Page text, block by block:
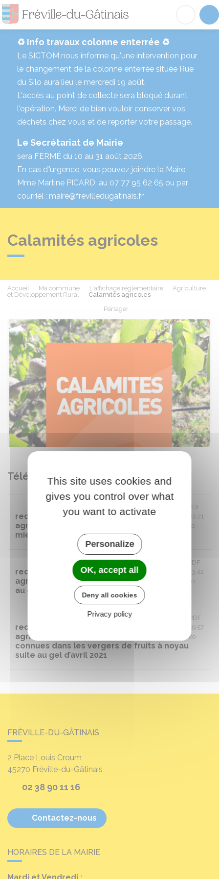
Fréville-du-
♻️ Info travaux colonne enterrée ♻️
Le SICTOM nous informe qu'une intervention pour
le changement de la colonne enterrée située Rue
du Silo aura lieu le mercredi 19 août.
L'accès au point de collecte sera bloqué durant
l'opération. Merci de bien vouloir conserver vos
déchets chez vous et de reporter votre passage.
Le Secrétariat de Mairie
sera FERMÉ du 10 au 31 août 2026.
En cas d’’urgence, vous pouvez joindre la Maire,
Mme Martine PICARD, au 07 77 95 62 65 ou par
courriel : maire@frevilledugatinais.fr
Calamités agricoles
Accueil Ma commune L'affichage réglementaire
Agriculture
et Développement Rural
Calamités agricoles
Partager
Télécharger
2022 03 15 - Arrêté ministériel
reconnaissant le caractère de Calamités
agricoles sur les pertes de récolte de
miel suite au gel d’avril 2021
PDF
62.21
ko
2022 01 11 - Arrêté complémentaire
reconnaissant le caractère de Calamités
agricoles sur les pertes de récolte suite
au gel d’avril 2021
PDF
43.42
ko
2021 07 23 - Arrêté ministériel
reconnaissant le caractère de Calamités
agricoles sur les pertes de récolte
connues dans les vergers de fruits à noyau
suite au gel d’avril 2021
PDF
59.57
ko
FRÉVILLE-DU-GÂTINAIS
2 Place Louis Croum
45270 Fréville-du-Gâtinais
02 38 90 11 16
Contactez-nous
HORAIRES DE LA MAIRIE
This site uses cookies and
gives you control over what
you want to activate
Personalize
OK, accept all
Deny all cookies
Privacy policy